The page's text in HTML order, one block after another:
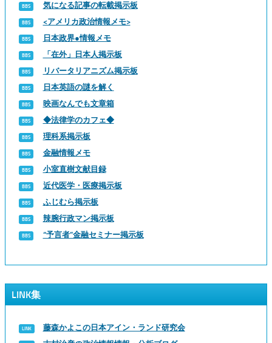
気になる記事の転載掲示板
<アメリカ政治情報メモ>
日本政界●情報メモ
「在外」日本人掲示板
リバータリアニズム掲示板
日本英語の謎を解く
映画なんでも文章箱
◆法律学のカフェ◆
理科系掲示板
金融情報メモ
小室直樹文献目録
近代医学・医療掲示板
ふじむら掲示板
辣腕行政マン掲示板
“予言者”金融セミナー掲示板
LINK集
藤森かよこの日本アイン・ランド研究会